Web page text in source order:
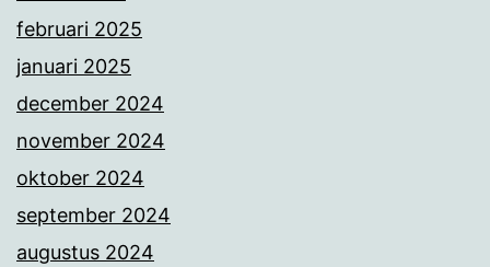
februari 2025
januari 2025
december 2024
november 2024
oktober 2024
september 2024
augustus 2024